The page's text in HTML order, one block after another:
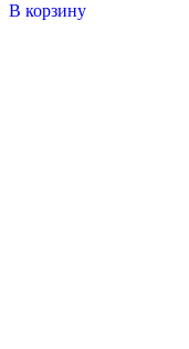
В корзину